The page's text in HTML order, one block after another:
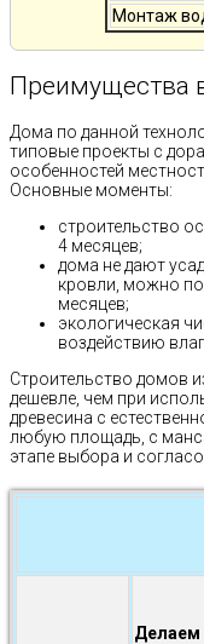
Монтаж
Преимущества
Дома по данной
типовые проекты с
особенностей
Основные моменты:
строительство
4 месяцев;
дома не дают
кровли, можно
месяцев;
экологическая
воздействию
Строительство домов
дешевле, чем при
древесина с
любую площадь, с
этапе выбора и
Делаем